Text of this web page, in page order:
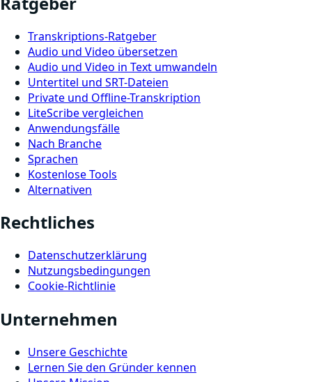
Transkriptions-Ratgeber
Audio und Video übersetzen
Audio und Video in Text umwandeln
Untertitel und SRT-Dateien
Private und Offline-Transkription
LiteScribe vergleichen
Anwendungsfälle
Nach Branche
Sprachen
Kostenlose Tools
Alternativen
Rechtliches
Datenschutzerklärung
Nutzungsbedingungen
Cookie-Richtlinie
Unternehmen
Unsere Geschichte
Lernen Sie den Gründer kennen